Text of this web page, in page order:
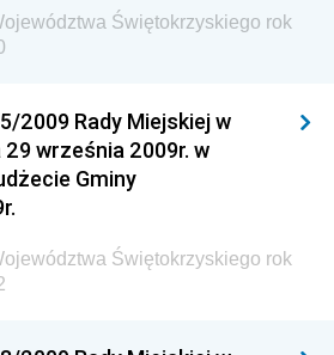
Ministra Środowiska i Głównego
Środowiska
Ministerstwa Kultury, Dziedzictwa
Ministra Finansów, Funduszy i
Ministra Rozwoju, Pracy i
Ministra Kultury, Dziedzictwa
Świętokrzyskiego rok
2009 Rady Miejskiej w
września 2009r. w
Gminy
Świętokrzyskiego rok